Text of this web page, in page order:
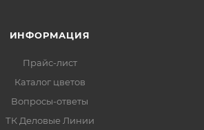
ИНФОРМАЦИЯ
Прайс-лист
Каталог цветов
Вопросы-ответы
ТК Деловые Линии